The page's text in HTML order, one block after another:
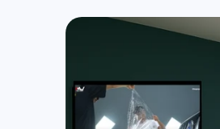
Skip to